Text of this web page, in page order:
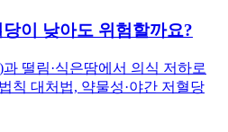
이 낮아도 위험할까요?
떨림·식은땀에서 의식 저하로
칙 대처법, 약물성·야간 저혈당